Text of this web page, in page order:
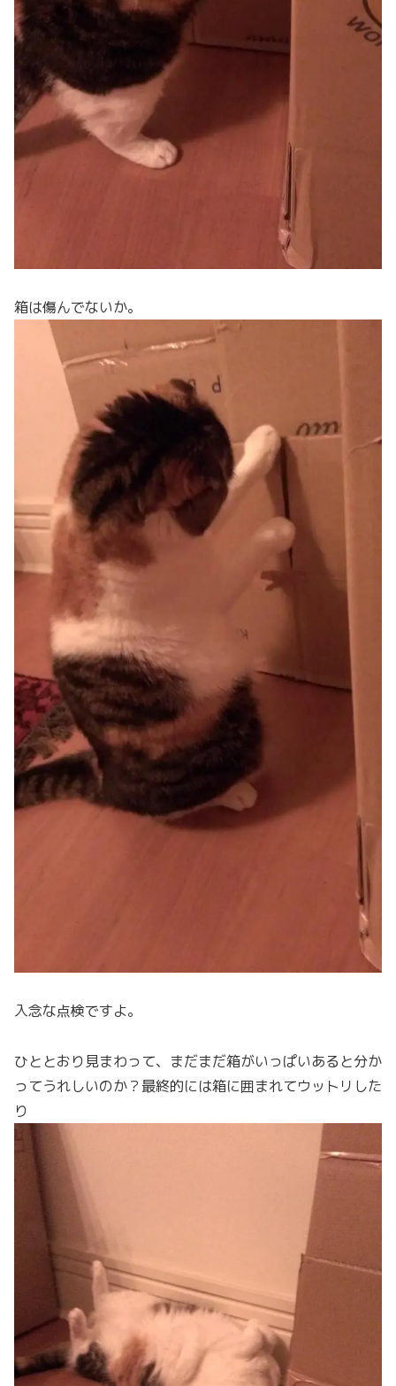
箱は傷んでないか。
入念な点検ですよ。
ひととおり見まわって、まだまだ箱がいっぱいあると分か
ってうれしいのか？最終的には箱に囲まれてウットリした
り